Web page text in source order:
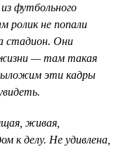
футбольного
ролик не попали
стадион. Они
жизни — там такая
эти кадры
живая,
к делу. Не удивлена,